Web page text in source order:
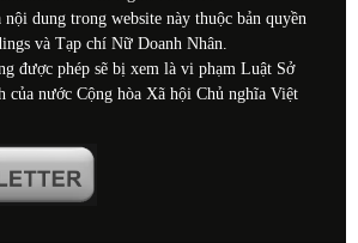
dung trong website này thuộc bản quyền
và Tạp chí Nữ Doanh Nhân.
được phép sẽ bị xem là vi phạm Luật Sở
của nước Cộng hòa Xã hội Chủ nghĩa Việt